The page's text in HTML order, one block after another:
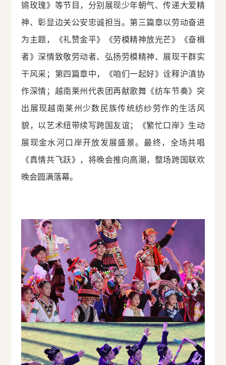
锵玫瑰》等节目，分别展现少年朝气、传递大爱精
神、彰显边关公安忠诚担当。第三篇章以劳动奋进
为主题，《礼赞金平》《劳模精神放光芒》《奋楫
者》深情致敬劳动者、弘扬劳模精神、展现干群实
干风采；第四篇章中，《咱们一起好》诠释沪滇协
作深情；越南莱州代表团再献歌舞《纺车节奏》突
出展现越南莱州少数民族传统纺纱劳作的生活风
貌，以艺术纽带续写跨国友谊；《繁忙口岸》生动
展现金水河口岸开放发展盛景。最终，全场共唱
《真情共飞跃》，将晚会推向高潮，整场跨国联欢
晚会圆满落幕。